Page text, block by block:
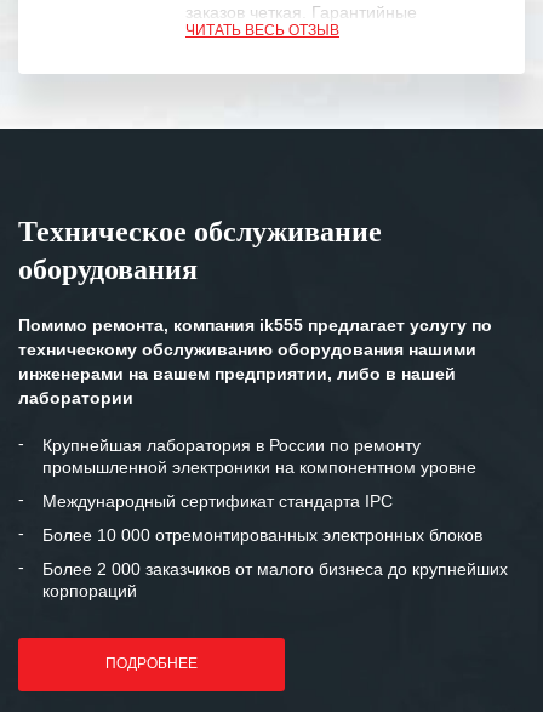
заказов четкая. Гарантийные
обязательства выполняются в
Особенно хочется отметить высокую
клиентоориентированность
готовность помочь в самых сложных
Мы высоко ценим сложившиеся
и доверительные партнерские
отношения и искренне желаем
«Инженерной компании «555» долгих
лет успеха и процветания.
ЧИТАТЬ ВЕСЬ ОТЗЫВ
Техническое обслуживание
оборудования
Помимо ремонта, компания ik555 предлагает услугу по
техническому обслуживанию оборудования нашими
инженерами на вашем предприятии, либо в нашей
лаборатории
Крупнейшая лаборатория в России по ремонту
промышленной электроники на компонентном уровне
Международный сертификат стандарта IPC
Более 10 000 отремонтированных электронных блоков
Более 2 000 заказчиков от малого бизнеса до крупнейших
корпораций
ПОДРОБНЕЕ